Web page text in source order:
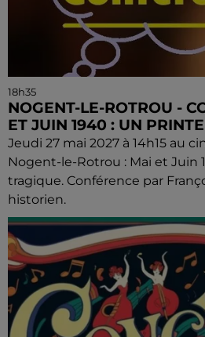
18h35
NOGENT-LE-ROTROU -
ET JUIN 1940 : UN
Jeudi 27 mai 2027 à 14h15 au
Nogent-le-Rotrou : Mai et Juin
tragique. Conférence par
historien.